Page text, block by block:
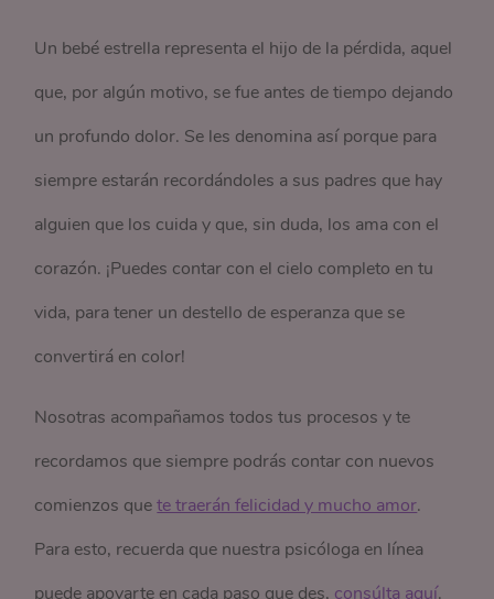
Un bebé estrella representa el hijo de la pérdida, aquel
que, por algún motivo, se fue antes de tiempo dejando
un profundo dolor. Se les denomina así porque para
siempre estarán recordándoles a sus padres que hay
alguien que los cuida y que, sin duda, los ama con el
corazón. ¡Puedes contar con el cielo completo en tu
vida, para tener un destello de esperanza que se
convertirá en color!
Nosotras acompañamos todos tus procesos y te
recordamos que siempre podrás contar con nuevos
comienzos quete traerán felicidad y mucho amor.
Para esto, recuerda que nuestra psicóloga en línea
puede apoyarte en cada paso que des, consúlta aquí.